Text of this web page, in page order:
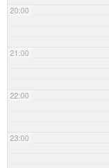
20:00
21:00
22:00
23:00